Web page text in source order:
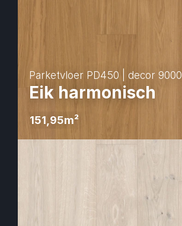
Parketvloer PD450 | decor 9000
Eik harmonisch
151,95m²